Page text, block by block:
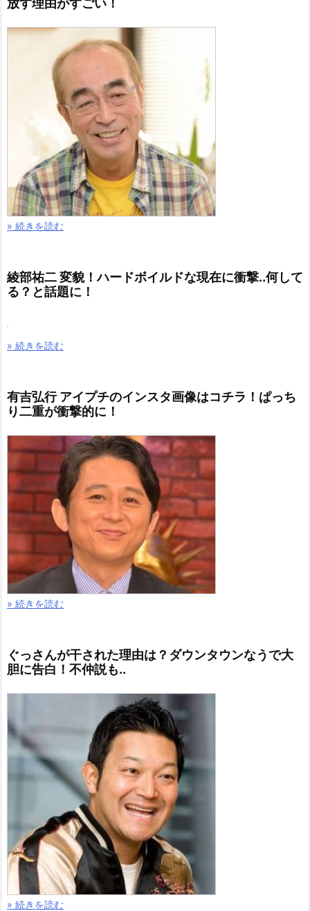
» 続きを読む
綾部祐二 変貌！ハードボイルドな現在に衝撃..何して
る？と話題に！
» 続きを読む
有吉弘行 アイプチのインスタ画像はコチラ！ぱっち
り二重が衝撃的に！
» 続きを読む
ぐっさんが干された理由は？ダウンタウンなうで大
胆に告白！不仲説も..
» 続きを読む